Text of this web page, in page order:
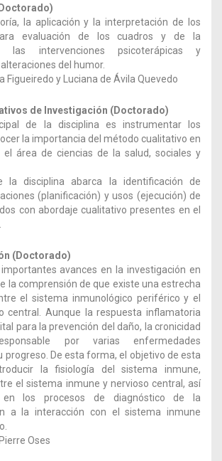
la aplicación y la interpretación de los
evaluación de los cuadros y de la
las intervenciones psicoterápicas y
del humor.
Figueiredo y Luciana de Ávila Quevedo
de Investigación (Doctorado)
de la disciplina es instrumentar los
la importancia del método cualitativo en
el área de ciencias de la salud, sociales y
la disciplina abarca la identificación de
(planificación) y usos (ejecución) de
con abordaje cualitativo presentes en el
(Doctorado)
avances en la investigación en
la comprensión de que existe una estrecha
el sistema inmunológico periférico y el
central. Aunque la respuesta inflamatoria
para la prevención del daño, la cronicidad
por varias enfermedades
progreso. De esta forma, el objetivo de esta
la fisiología del sistema inmune,
el sistema inmune y nervioso central, así
los procesos de diagnóstico de la
a la interacción con el sistema inmune
Oses